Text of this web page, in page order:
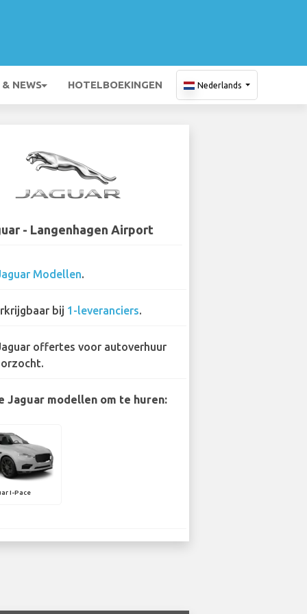
NEWS HOTELBOEKINGEN Nederlands
- Langenhagen Airport
Modellen.
bij 1-leveranciers.
offertes voor autoverhuur
Jaguar modellen om te huren:
I-Pace